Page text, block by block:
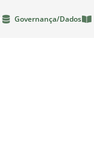
Governança/Dados